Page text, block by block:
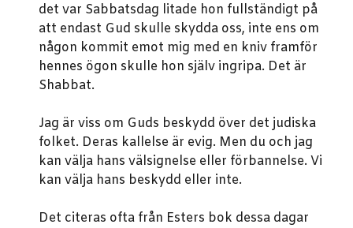
det var Sabbatsdag litade hon fullständigt på
att endast Gud skulle skydda oss, inte ens om
någon kommit emot mig med en kniv framför
hennes ögon skulle hon själv ingripa. Det är
Shabbat.
Jag är viss om Guds beskydd över det judiska
folket. Deras kallelse är evig. Men du och jag
kan välja hans välsignelse eller förbannelse. Vi
kan välja hans beskydd eller inte.
Det citeras ofta från Esters bok dessa dagar